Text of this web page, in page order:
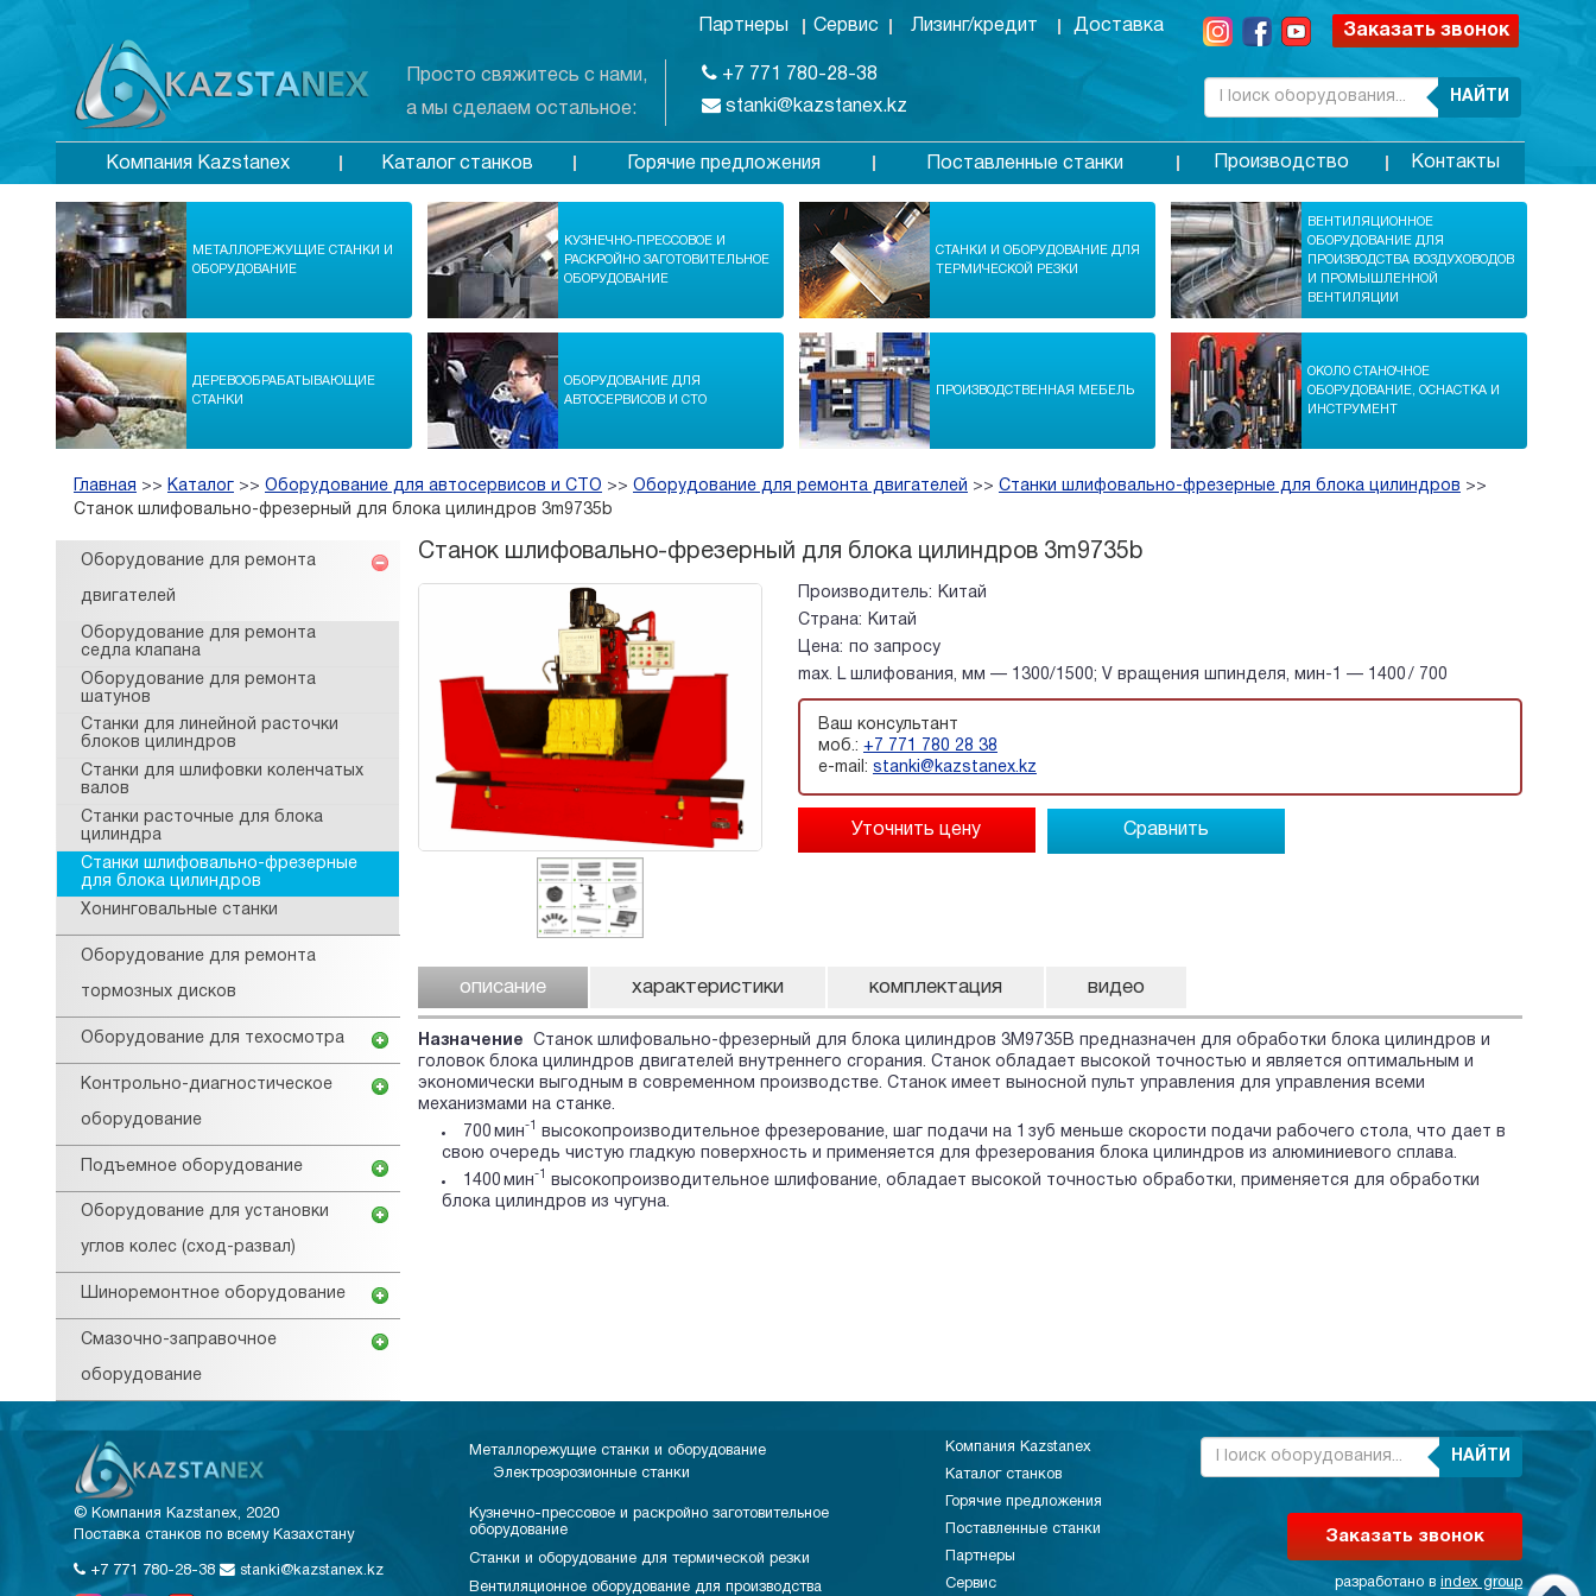
Просто свяжитесь с нами,
а мы сделаем остальное:
Партнеры Сервис Лизинг/кредит Доставка
+7 771 780-28-38
stanki@kazstanex.kz
Заказать звонок
НАЙТИ
Компания Kazstanex Каталог станков Горячие предложения Поставленные станки Производство Контакты
МЕТАЛЛОРЕЖУЩИЕ СТАНКИ И
ОБОРУДОВАНИЕ
КУЗНЕЧНО-ПРЕССОВОЕ И
РАСКРОЙНО ЗАГОТОВИТЕЛЬНОЕ
ОБОРУДОВАНИЕ
СТАНКИ И ОБОРУДОВАНИЕ ДЛЯ
ТЕРМИЧЕСКОЙ РЕЗКИ
ВЕНТИЛЯЦИОННОЕ
ОБОРУДОВАНИЕ ДЛЯ
ПРОИЗВОДСТВА ВОЗДУХОВОДОВ
И ПРОМЫШЛЕННОЙ
ВЕНТИЛЯЦИИ
ДЕРЕВООБРАБАТЫВАЮЩИЕ
СТАНКИ
ОБОРУДОВАНИЕ ДЛЯ
АВТОСЕРВИСОВ И СТО
ПРОИЗВОДСТВЕННАЯ МЕБЕЛЬ
ОКОЛО СТАНОЧНОЕ
ОБОРУДОВАНИЕ, ОСНАСТКА И
ИНСТРУМЕНТ
Главная >> Каталог >> Оборудование для автосервисов и СТО >> Оборудование для ремонта двигателей >> Станки шлифовально-фрезерные для блока цилиндров >>
Станок шлифовально-фрезерный для блока цилиндров 3m9735b
Оборудование для ремонта
двигателей
Оборудование для ремонта
седла клапана
Оборудование для ремонта
шатунов
Станки для линейной расточки
блоков цилиндров
Станки для шлифовки коленчатых
валов
Станки расточные для блока
цилиндра
Станки шлифовально-фрезерные
для блока цилиндров
Хонинговальные станки
Оборудование для ремонта
тормозных дисков
Оборудование для техосмотра
Контрольно-диагностическое
оборудование
Подъемное оборудование
Оборудование для установки
углов колес (сход-развал)
Шиноремонтное оборудование
Смазочно-заправочное
оборудование
Станок шлифовально-фрезерный для блока цилиндров 3m9735b
Производитель:
Китай
Страна:
Китай
Цена: по запросу
max. L шлифования, мм — 1300/1500; V вращения шпинделя, мин-1 — 1400 / 700
Ваш консультант
моб.: +7 771 780 28 38
e-mail: stanki@kazstanex.kz
Сравнить
описание характеристики комплектация видео
Назначение
Станок шлифовально-фрезерный для блока цилиндров 3M9735B предназначен для обработки блока цилиндров и
головок блока цилиндров двигателей внутреннего сгорания. Станок обладает высокой точностью и является оптимальным и
экономически выгодным в современном производстве. Станок имеет выносной пульт управления для управления всеми
механизмами на станке.
700 мин-1
высокопроизводительное фрезерование, шаг подачи на 1 зуб меньше скорости подачи рабочего стола, что дает в
свою очередь чистую гладкую поверхность и применяется для фрезерования блока цилиндров из алюминиевого сплава.
1400 мин-1
высокопроизводительное шлифование, обладает высокой точностью обработки, применяется для обработки
блока цилиндров из чугуна.
© Компания Kazstanex, 2020
Поставка станков по всему Казахстану
+7 771 780-28-38 stanki@kazstanex.kz
Металлорежущие станки и оборудование
Электроэрозионные станки
Кузнечно-прессовое и раскройно заготовительное
оборудование
Станки и оборудование для термической резки
Вентиляционное оборудование для производства
Компания Kazstanex
Каталог станков
Горячие предложения
Поставленные станки
Партнеры
Сервис
НАЙТИ
Заказать звонок
разработано в index group